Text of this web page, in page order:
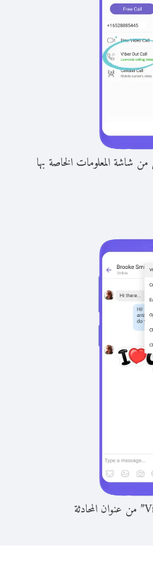
شاشة المعلومات الخاصة بها